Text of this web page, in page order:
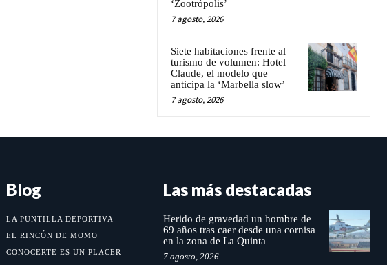
‘Zootrópolis’
7 agosto, 2026
Siete habitaciones frente al
turismo de volumen: Hotel
Claude, el modelo que
anticipa la ‘Marbella slow’
7 agosto, 2026
Blog
LA PUNTILLA DEPORTIVA
EL RINCÓN DE MOMO
CONOCERTE ES UN PLACER
Las más destacadas
Herido de gravedad un hombre de
69 años tras caer desde una cornisa
en la zona de La Quinta
7 agosto, 2026